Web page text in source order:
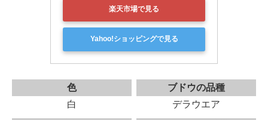
楽天市場で見る
Yahoo!ショッピングで見る
色
白
ブドウの品種
デラウエア